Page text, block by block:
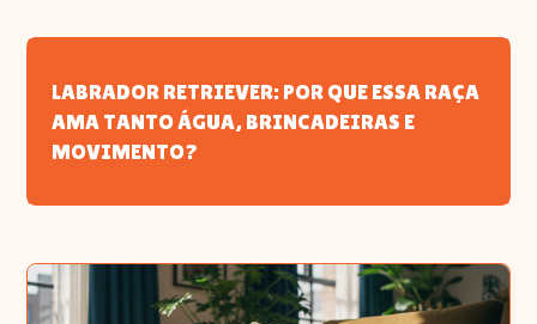
LABRADOR RETRIEVER: POR QUE ESSA RAÇA
AMA TANTO ÁGUA, BRINCADEIRAS E
MOVIMENTO?